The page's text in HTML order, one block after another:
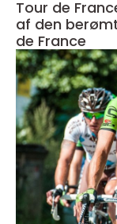
Tour de
af den
de France